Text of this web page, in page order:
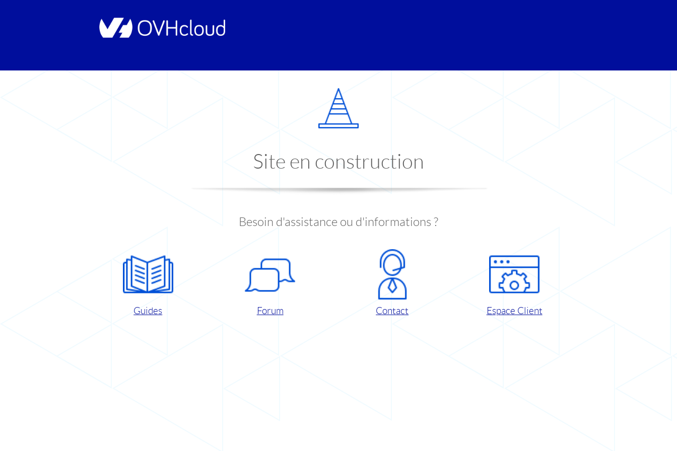
Site en construction
Besoin d'assistance ou d'informations ?
Guides Forum Contact Espace Client